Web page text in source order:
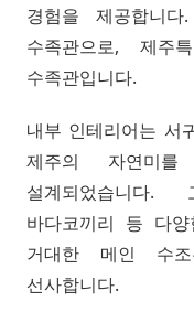
경험을 제공합니
수족관으로, 제주
수족관입니다.
내부 인테리어는 서
제주의 자연미
설계되었습니다.
바다코끼리 등 다
거대한 메인 수
선사합니다.